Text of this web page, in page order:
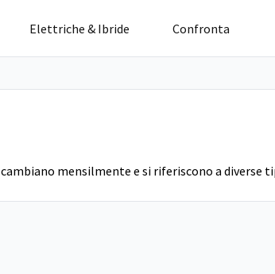
Elettriche & Ibride Confronta
mensilmente e si riferiscono a diverse